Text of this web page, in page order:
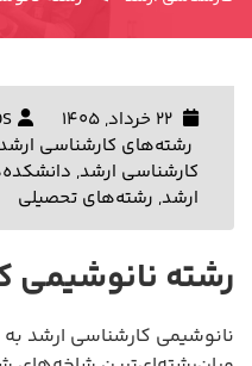
رشته‌های کارشناسی
کارشناسی ارشد,
ارشد, رشته‌های تحصیلی
رشته نانوشیمی
نانوشیمی کارشناسی ارشد